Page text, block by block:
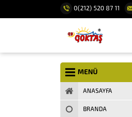
0(212) 520 87 11
MENÜ
ANASAYFA
BRANDA